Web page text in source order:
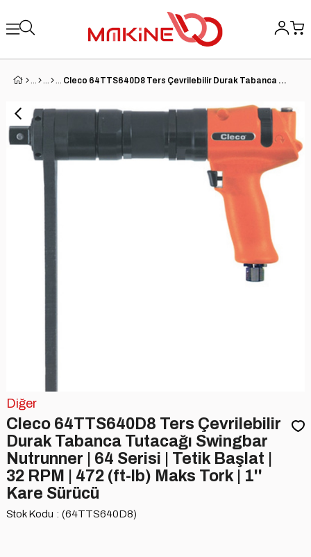
Cleco 64TTS640D8 Ters Çevrilebilir Durak Tabanca Tutacağı Swingbar Nutrunner | 64 Serisi | Tetik Başlat | 32 RPM | 472 (ft-lb) Maks Tork | 1'' Kare Sürücü
Diğer
Cleco 64TTS640D8 Ters Çevrilebilir
Durak Tabanca Tutacağı Swingbar
Nutrunner | 64 Serisi | Tetik Başlat |
32 RPM | 472 (ft-lb) Maks Tork | 1''
Kare Sürücü
Stok Kodu (64TTS640D8)